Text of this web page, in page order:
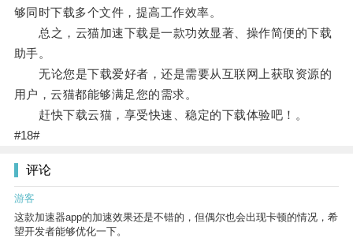
够同时下载多个文件，提高工作效率。
总之，云猫加速下载是一款功效显著、操作简便的下载
助手。
无论您是下载爱好者，还是需要从互联网上获取资源的
用户，云猫都能够满足您的需求。
赶快下载云猫，享受快速、稳定的下载体验吧！。
#18#
评论
游客
这款加速器app的加速效果还是不错的，但偶尔也会出现卡顿的情况，希
望开发者能够优化一下。